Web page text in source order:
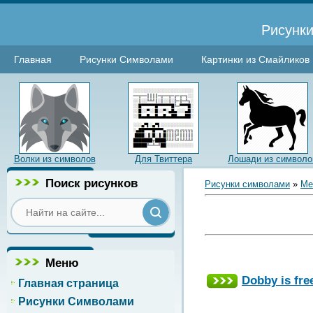
Главная Рисунки Символами Картинки из Смайликов
Волки из символов Для Твиттера Лошади из
Поиск рисунков
Меню
Главная страница
Рисунки Символами
Рисунки символами »
Dobby is